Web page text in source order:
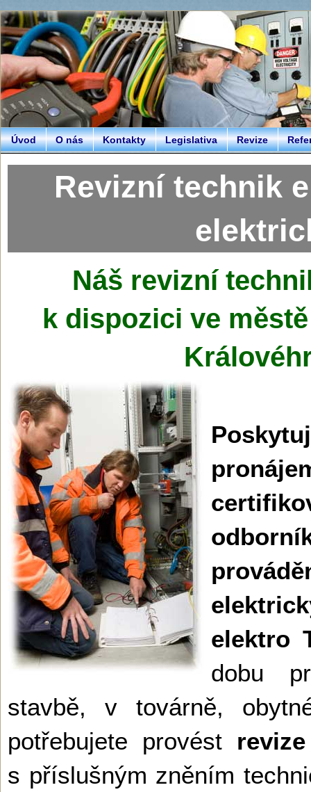
Úvod O nás Kontakty Legislativa Revize
Revizní technik
Náš revizní
k dispozici ve
elektro
dobu
stavbě, v továrně,
potřebujete provést
s příslušným zněním